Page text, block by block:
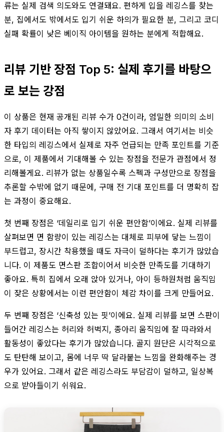
류는 실제 검색 의도와도 연결돼요. 편하게 입을 레깅스를 찾는
분, 집에서도 밖에서도 입기 쉬운 하의가 필요한 분, 그리고 코디
실패 확률이 낮은 베이직 아이템을 원하는 분에게 적합해요.
리뷰 기반 장점 Top 5: 실제 후기를 바탕으
로 보는 강점
이 상품은 현재 공개된 리뷰 수가 0건이라, 엄밀한 의미의 소비
자 후기 데이터는 아직 쌓이지 않았어요. 그래서 여기서는 비슷
한 타입의 레깅스에서 실제로 자주 언급되는 만족 포인트를 기준
으로, 이 제품에서 기대해볼 수 있는 장점을 전문가 관점에서 정
리해볼게요. 리뷰가 없는 상품일수록 스펙과 구성만으로 장점을
추론할 수밖에 없기 때문에, 구매 전 기대 포인트를 더 명확히 잡
는 과정이 중요해요.
첫 번째 장점은 ‘데일리로 입기 쉬운 편안함’이에요. 실제 리뷰를
살펴보면 면 함량이 있는 레깅스는 대체로 피부에 닿는 느낌이
부드럽고, 장시간 착용했을 때도 자극이 덜하다는 후기가 많았습
니다. 이 제품도 면스판 조합이어서 비슷한 만족도를 기대하기
좋아요. 특히 집에서 오래 앉아 있거나, 아이 등하원처럼 움직임
이 잦은 상황에서는 이런 편안함이 체감 차이를 크게 만들어요.
두 번째 장점은 ‘신축성 있는 핏’이에요. 실제 리뷰를 보면 스판이
들어간 레깅스는 허리와 허벅지, 종아리 움직임에 잘 따라와서
활동성이 좋았다는 후기가 많았습니다. 골지 원단은 시각적으로
도 탄탄해 보이고, 몸에 너무 딱 달라붙는 느낌을 완화해주는 경
우가 있어요. 그래서 같은 레깅스라도 부담감이 덜하고, 일상복
으로 받아들이기 쉬워요.